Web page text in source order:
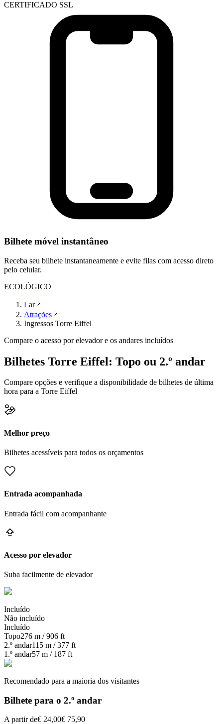
CERTIFICADO SSL
Bilhete móvel instantâneo
Receba seu bilhete instantaneamente e evite filas com acesso direto
pelo celular.
ECOLÓGICO
Lar
Atrações
Ingressos Torre Eiffel
Compare o acesso por elevador e os andares incluídos
Bilhetes Torre Eiffel: Topo ou 2.º andar
Compare opções e verifique a disponibilidade de bilhetes de última
hora para a Torre Eiffel
Melhor preço
Bilhetes acessíveis para todos os orçamentos
Entrada acompanhada
Entrada fácil com acompanhante
Acesso por elevador
Suba facilmente de elevador
Incluído
Não incluído
Incluído
Topo276 m / 906 ft
2.º andar115 m / 377 ft
1.º andar57 m / 187 ft
Recomendado para a maioria dos visitantes
Bilhete para o 2.º andar
A partir de€ 24,00€ 75,90